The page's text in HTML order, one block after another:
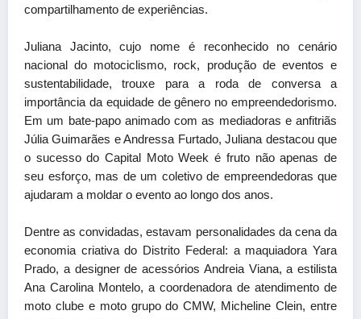
compartilhamento de experiências.
Juliana Jacinto, cujo nome é reconhecido no cenário
nacional do motociclismo, rock, produção de eventos e
sustentabilidade, trouxe para a roda de conversa a
importância da equidade de gênero no empreendedorismo.
Em um bate-papo animado com as mediadoras e anfitriãs
Júlia Guimarães e Andressa Furtado, Juliana destacou que
o sucesso do Capital Moto Week é fruto não apenas de
seu esforço, mas de um coletivo de empreendedoras que
ajudaram a moldar o evento ao longo dos anos.
Dentre as convidadas, estavam personalidades da cena da
economia criativa do Distrito Federal: a maquiadora Yara
Prado, a designer de acessórios Andreia Viana, a estilista
Ana Carolina Montelo, a coordenadora de atendimento de
moto clube e moto grupo do CMW, Micheline Clein, entre